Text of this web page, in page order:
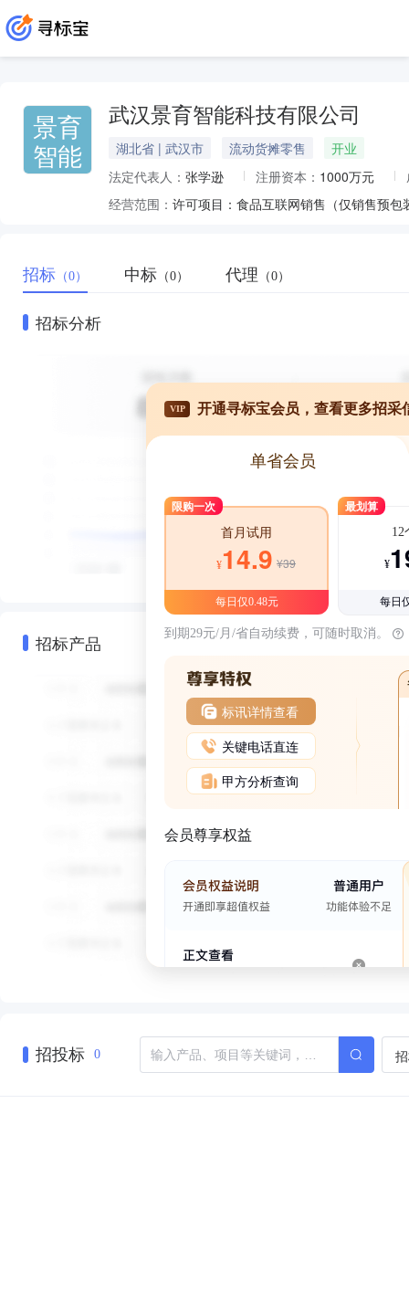
景育
智能
武汉景育智能科技有限公司
湖北省 | 武汉市 流动货摊零售
开业
法定代表人： 张学逊 注册资本： 1000万元
经营范围：
招标 （0） 中标 （0） 代理 （0）
招标分析
招标产品
VIP 开通寻标宝会员，查看更多招采
单省会员
限购一次
首月试用
¥14.9 ¥39
每日仅0.48元
最划算
12
¥
每日
到期29元/月/省自动续费，可随时取消。
标讯详情查看
关键电话直连
甲方分析查询
会员尊享权益
招投标 0